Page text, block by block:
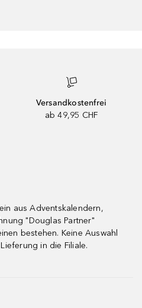
Versandkostenfrei
ab 49,95 CHF
aus Adventskalendern,
"Douglas Partner"
bestehen. Keine Auswahl
in die Filiale.